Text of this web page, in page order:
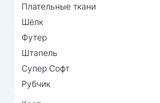
Плательные ткани
Шёлк
Футер
Штапель
Супер Софт
Рубчик